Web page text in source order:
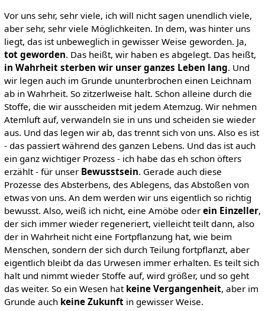
Vor uns sehr, sehr viele, ich will nicht sagen unendlich viele,
aber sehr, sehr viele Möglichkeiten. In dem, was hinter uns
liegt, das ist unbeweglich in gewisser Weise geworden. Ja,
tot geworden. Das heißt, wir haben es abgelegt. Das heißt,
in Wahrheit sterben wir unser ganzes Leben lang. Und
wir legen auch im Grunde ununterbrochen einen Leichnam
ab in Wahrheit. So zitzerlweise halt. Schon alleine durch die
Stoffe, die wir ausscheiden mit jedem Atemzug. Wir nehmen
Atemluft auf, verwandeln sie in uns und scheiden sie wieder
aus. Und das legen wir ab, das trennt sich von uns. Also es ist
- das passiert während des ganzen Lebens. Und das ist auch
ein ganz wichtiger Prozess - ich habe das eh schon öfters
erzählt - für unser Bewusstsein. Gerade auch diese
Prozesse des Absterbens, des Ablegens, das Abstoßen von
etwas von uns. An dem werden wir uns eigentlich so richtig
bewusst. Also, weiß ich nicht, eine Amöbe oder ein Einzeller,
der sich immer wieder regeneriert, vielleicht teilt dann, also
der in Wahrheit nicht eine Fortpflanzung hat, wie beim
Menschen, sondern der sich durch Teilung fortpflanzt, aber
eigentlich bleibt da das Urwesen immer erhalten. Es teilt sich
halt und nimmt wieder Stoffe auf, wird größer, und so geht
das weiter. So ein Wesen hat keine Vergangenheit, aber im
Grunde auch keine Zukunftin gewisser Weise.